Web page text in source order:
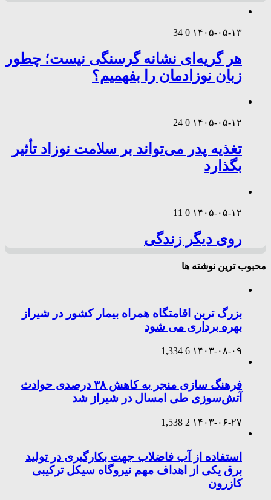
۱۴۰۵-۰۵-۱۳ 0
34
هر گریه‌ای نشانه گرسنگی نیست؛ چطور
زبان نوزادمان را بفهمیم؟
۱۴۰۵-۰۵-۱۲ 0
24
تغذیه پدر می‌تواند بر سلامت نوزاد تأثیر
بگذارد
۱۴۰۵-۰۵-۱۲ 0
11
روی دیگر زندگی
محبوب ترین نوشته ها
بزرگ ترین اقامتگاه همراه بیمار کشور در شیراز
بهره برداری می شود
۱۴۰۳-۰۸-۰۹ 6
1,334
فرهنگ سازی منجر به کاهش ۳۸ درصدی حوادث
آتش‌سوزی طی امسال در شیراز شد
۱۴۰۳-۰۶-۲۷ 2
1,538
استفاده از آب فاضلاب جهت بکارگیری در تولید
برق یکی از اهداف مهم نیروگاه سیکل ترکیبی
کازرون